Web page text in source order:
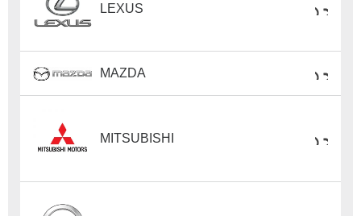
LEXUS
MAZDA
MITSUBISHI